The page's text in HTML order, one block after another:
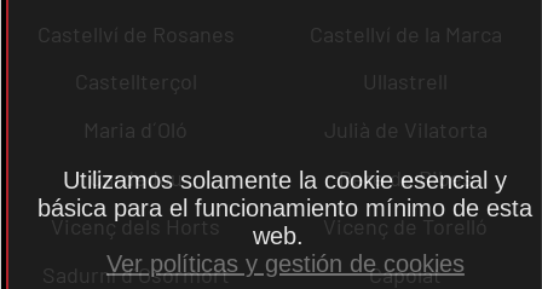
Castellví de Rosanes
Castellví de la Marca
Castellterçol
Ullastrell
Maria d´Oló
Julià de Vilatorta
Cardedeu
Pere de Ribes
Vicenç dels Horts
Vicenç de Torelló
Sadurní d´Osormort
Capolat
Utilizamos solamente la cookie esencial y
básica para el funcionamiento mínimo de esta
web.
Ver políticas y gestión de cookies